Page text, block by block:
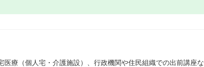
療（個人宅・介護施設）、行政機関や住民組織での出前講座な